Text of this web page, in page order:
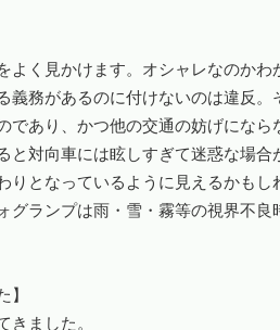
く見かけます。オシャレなのかわ
義務があるのに付けないのは違反。
あり、かつ他の交通の妨げになら
対向車には眩しすぎて迷惑な場合
りとなっているように見えるかもし
ランプは雨・雪・霧等の視界不良
ました。